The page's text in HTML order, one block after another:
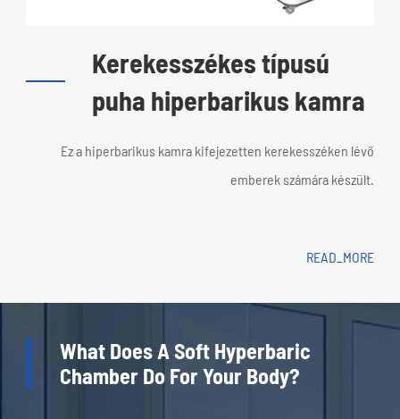
Kerekesszékes típusú
puha hiperbarikus kamra
Ez a hiperbarikus kamra kifejezetten kerekesszéken lévő
emberek számára készült.
READ_MORE
What Does A Soft Hyperbaric
Chamber Do For Your Body?